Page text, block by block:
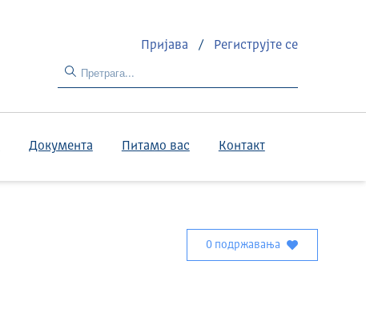
Пријава / Региструјте се
Документа Питамо вас Контакт
0 подржавања